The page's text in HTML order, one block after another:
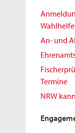
An- und
Termine
NRW